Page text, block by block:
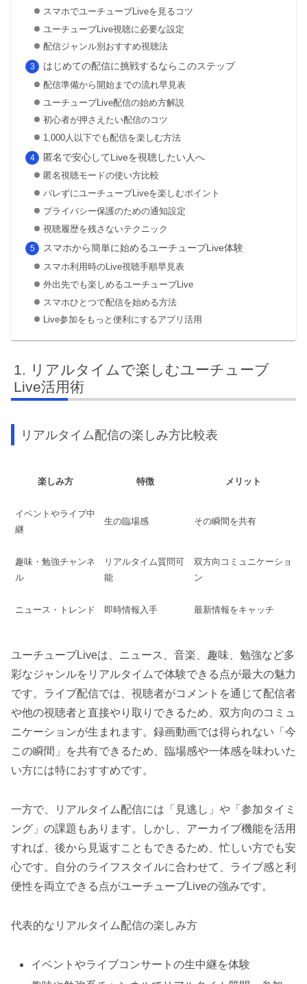
スマホでユーチューブLiveを見るコツ
ユーチューブLive視聴に必要な設定
配信ジャンル別おすすめ視聴法
はじめての配信に挑戦するならこのステップ
配信準備から開始までの流れ早見表
ユーチューブLive配信の始め方解説
初心者が押さえたい配信のコツ
1,000人以下でも配信を楽しむ方法
匿名で安心してLiveを視聴したい人へ
匿名視聴モードの使い方比較
バレずにユーチューブLiveを楽しむポイント
プライバシー保護のための通知設定
視聴履歴を残さないテクニック
スマホから簡単に始めるユーチューブLive体験
スマホ利用時のLive視聴手順早見表
外出先でも楽しめるユーチューブLive
スマホひとつで配信を始める方法
Live参加をもっと便利にするアプリ活用
リアルタイムで楽しむユーチューブ
Live活用術
リアルタイム配信の楽しみ方比較表
楽しみ方 特徴 メリット
イベントやライブ中
継
生の臨場感 その瞬間を共有
趣味・勉強チャンネ
ル
リアルタイム質問可
能
双方向コミュニケーショ
ン
ニュース・トレンド 即時情報入手 最新情報をキャッチ
ユーチューブLiveは、ニュース、音楽、趣味、勉強など多
彩なジャンルをリアルタイムで体験できる点が最大の魅力
です。ライブ配信では、視聴者がコメントを通じて配信者
や他の視聴者と直接やり取りできるため、双方向のコミュ
ニケーションが生まれます。録画動画では得られない「今
この瞬間」を共有できるため、臨場感や一体感を味わいた
い方には特におすすめです。
一方で、リアルタイム配信には「見逃し」や「参加タイミ
ング」の課題もあります。しかし、アーカイブ機能を活用
すれば、後から見返すこともできるため、忙しい方でも安
心です。自分のライフスタイルに合わせて、ライブ感と利
便性を両立できる点がユーチューブLiveの強みです。
代表的なリアルタイム配信の楽しみ方
イベントやライブコンサートの生中継を体験